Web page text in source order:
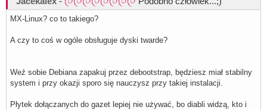
MX-Linux? co to takiego?
A czy to coś w ogóle obsługuje dyski twarde?
Weź sobie Debiana zapakuj przez debootstrap, będziesz miał stabilny
system i przy okazji sporo się nauczysz przy takiej instalacji.
Płytek dołączanych do gazet lepiej nie używać, bo diabli widzą, kto i